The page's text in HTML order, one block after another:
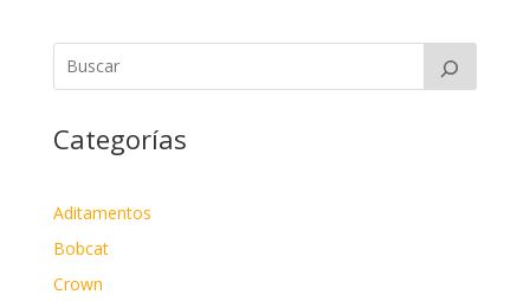
Categorías
Aditamentos
Bobcat
Crown